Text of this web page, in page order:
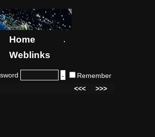
Home .
Weblinks
Remember
<<< >>>